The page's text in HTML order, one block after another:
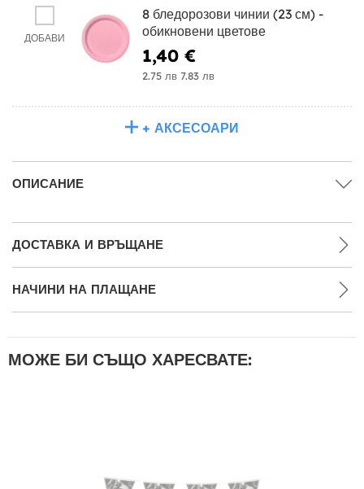
ДОБАВИ
8 бледорозови чинии (23 см) -
обикновени цветове
1,40 €
2.75 лв 7.83 лв
+ АКСЕСОАРИ
ОПИСАНИЕ
ДОСТАВКА И ВРЪЩАНЕ
НАЧИНИ НА ПЛАЩАНЕ
МОЖЕ БИ СЪЩО ХАРЕСВАТЕ: